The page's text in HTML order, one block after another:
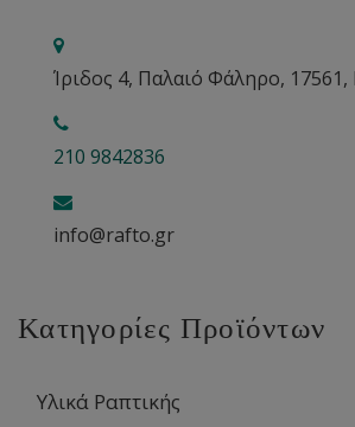
Ίριδος 4, Παλαιό Φάληρο, 17561,
210 9842836
info@rafto.gr
Κατηγορίες Προϊόντων
Υλικά Ραπτικής